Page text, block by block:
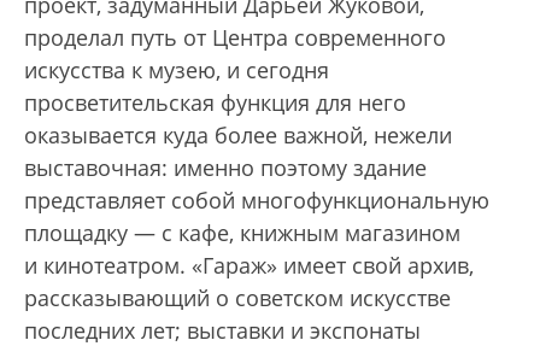
проделал путь от Центра современного
искусства к музею, и сегодня
просветительская функция для него
оказывается куда более важной, нежели
выставочная: именно поэтому здание
представляет собой многофункциональную
площадку — с кафе, книжным магазином
и кинотеатром. «Гараж» имеет свой архив,
рассказывающий о советском искусстве
последних лет; выставки и экспонаты